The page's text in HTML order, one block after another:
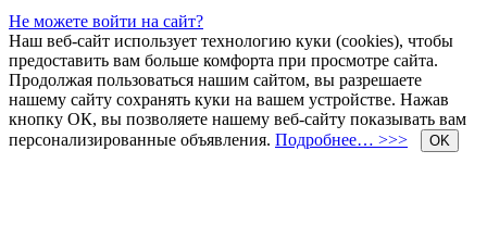
Не можете войти на сайт?
Наш веб-сайт использует технологию куки (cookies), чтобы
предоставить вам больше комфорта при просмотре сайта.
Продолжая пользоваться нашим сайтом, вы разрешаете
нашему сайту сохранять куки на вашем устройстве. Нажав
кнопку ОК, вы позволяете нашему веб-сайту показывать вам
персонализированные объявления. Подробнее… >>> OK